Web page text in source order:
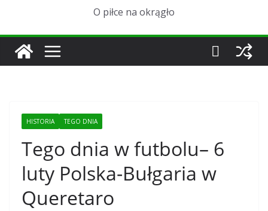
O piłce na okrągło
HISTORIA TEGO DNIA
Tego dnia w futbolu– 6
luty Polska-Bułgaria w
Queretaro